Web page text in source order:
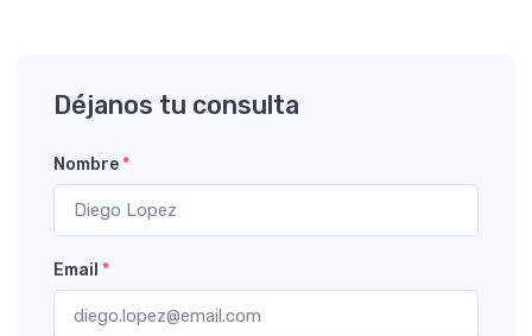
Déjanos tu consulta
Nombre*
Email *